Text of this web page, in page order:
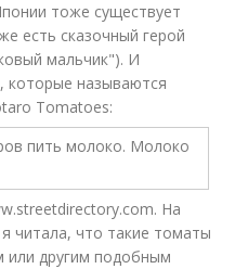
тоже существует
есть сказочный герой
мальчик"). И
которые называются
Tomatoes:
На
читала, что такие томаты
другим подобным